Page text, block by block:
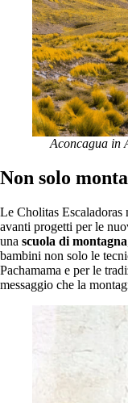
Aconcagua in
Non solo
Le Cholitas Escaladoras
avanti progetti per le
una scuola di montagna
bambini non solo le
Pachamama e per le
messaggio che la